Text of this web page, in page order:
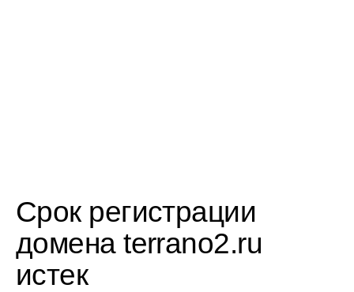
Срок регистрации
домена terrano2.ru
истек